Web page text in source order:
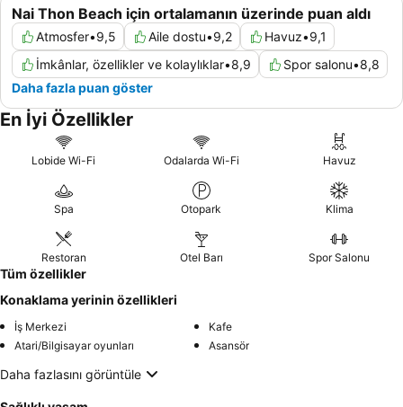
Nai Thon Beach için ortalamanın üzerinde puan aldı
Atmosfer•9,5 Aile dostu•9,2 Havuz•9,1
İmkânlar, özellikler ve kolaylıklar•8,9 Spor salonu•8,8
Daha fazla puan göster
En İyi Özellikler
Lobide Wi-Fi Odalarda Wi-Fi Havuz
Spa Otopark Klima
Restoran Otel Barı Spor Salonu
Tüm özellikler
Konaklama yerinin özellikleri
İş Merkezi
Kafe
Atari/Bilgisayar oyunları
Asansör
Daha fazlasını görüntüle